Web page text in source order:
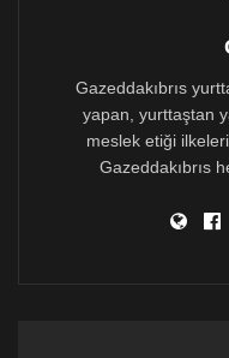
Gazeddakıbrıs
yapan, yurttaştan
meslek etiği
Gazeddakıbrıs